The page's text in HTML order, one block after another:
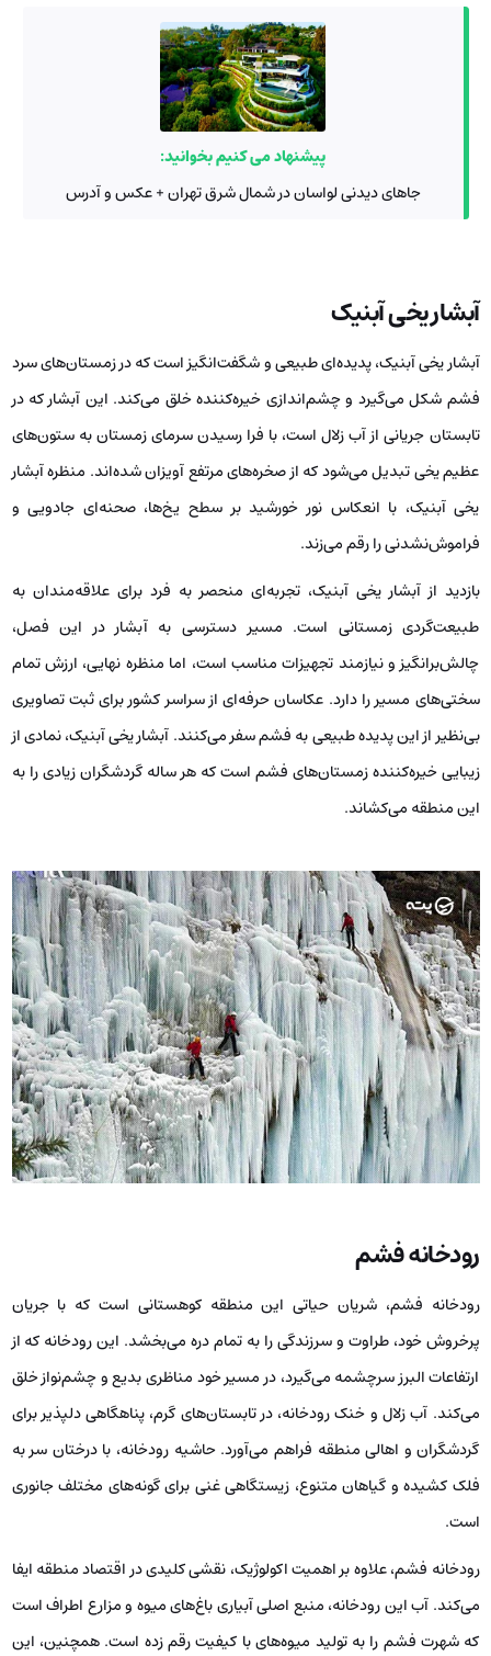
پیشنهاد می کنیم بخوانید:
جاهای دیدنی لواسان در شمال شرق تهران + عکس و آدرس
آبشار یخی آبنیک
آبشار یخی آبنیک، پدیده‌ای طبیعی و شگفت‌انگیز است که در زمستان‌های سرد
فشم شکل می‌گیرد و چشم‌اندازی خیره‌کننده خلق می‌کند. این آبشار که در
تابستان جریانی از آب زلال است، با فرا رسیدن سرمای زمستان به ستون‌های
عظیم یخی تبدیل می‌شود که از صخره‌های مرتفع آویزان شده‌اند. منظره آبشار
یخی آبنیک، با انعکاس نور خورشید بر سطح یخ‌ها، صحنه‌ای جادویی و
فراموش‌نشدنی را رقم می‌زند.
بازدید از آبشار یخی آبنیک، تجربه‌ای منحصر به فرد برای علاقه‌مندان به
طبیعت‌گردی زمستانی است. مسیر دسترسی به آبشار در این فصل،
چالش‌برانگیز و نیازمند تجهیزات مناسب است، اما منظره نهایی، ارزش تمام
سختی‌های مسیر را دارد. عکاسان حرفه‌ای از سراسر کشور برای ثبت تصاویری
بی‌نظیر از این پدیده طبیعی به فشم سفر می‌کنند. آبشار یخی آبنیک، نمادی از
زیبایی خیره‌کننده زمستان‌های فشم است که هر ساله گردشگران زیادی را به
این منطقه می‌کشاند.
رودخانه فشم
رودخانه فشم، شریان حیاتی این منطقه کوهستانی است که با جریان
پرخروش خود، طراوت و سرزندگی را به تمام دره می‌بخشد. این رودخانه که از
ارتفاعات البرز سرچشمه می‌گیرد، در مسیر خود مناظری بدیع و چشم‌نواز خلق
می‌کند. آب زلال و خنک رودخانه، در تابستان‌های گرم، پناهگاهی دلپذیر برای
گردشگران و اهالی منطقه فراهم می‌آورد. حاشیه رودخانه، با درختان سر به
فلک کشیده و گیاهان متنوع، زیستگاهی غنی برای گونه‌های مختلف جانوری
است.
رودخانه فشم، علاوه بر اهمیت اکولوژیک، نقشی کلیدی در اقتصاد منطقه ایفا
می‌کند. آب این رودخانه، منبع اصلی آبیاری باغ‌های میوه و مزارع اطراف است
که شهرت فشم را به تولید میوه‌های با کیفیت رقم زده است. همچنین، این